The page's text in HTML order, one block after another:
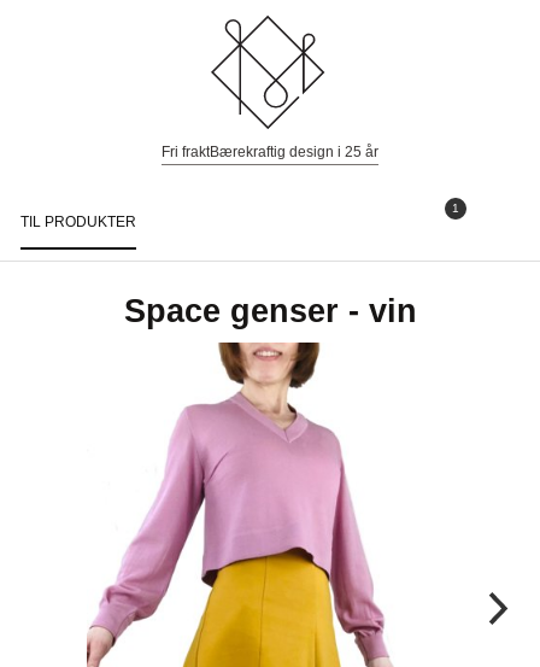
Fri fraktBærekraftig design i 25 år
1
TIL PRODUKTER
Space genser - vin